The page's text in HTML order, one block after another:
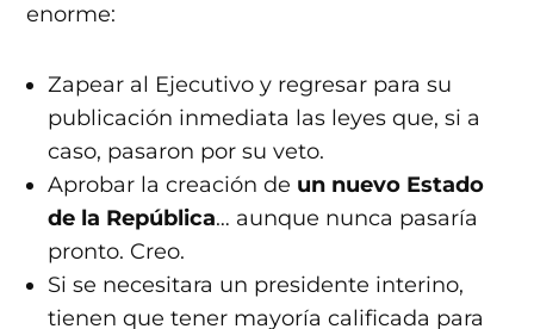
enorme:
Zapear al Ejecutivo y regresar para su
publicación inmediata las leyes que, si a
caso, pasaron por su veto.
Aprobar la creación de un nuevo Estado
de la República… aunque nunca pasaría
pronto. Creo.
Si se necesitara un presidente interino,
tienen que tener mayoría calificada para